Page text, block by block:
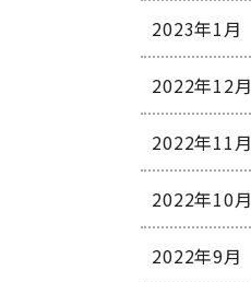
2023年1月
2022年12月
2022年11月
2022年10月
2022年9月